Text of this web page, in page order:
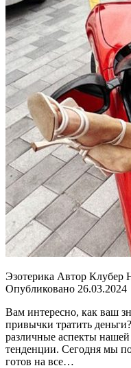
Эзотерика Автор Клубер
Опубликовано 26.03.2024
Вам интересно, как ваш
привычки тратить
различные аспекты
тенденции. Сегодня мы
готов на все…